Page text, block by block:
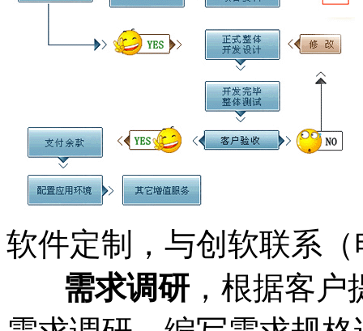
软件定制，与创软联系（
需求调研 ，根据客